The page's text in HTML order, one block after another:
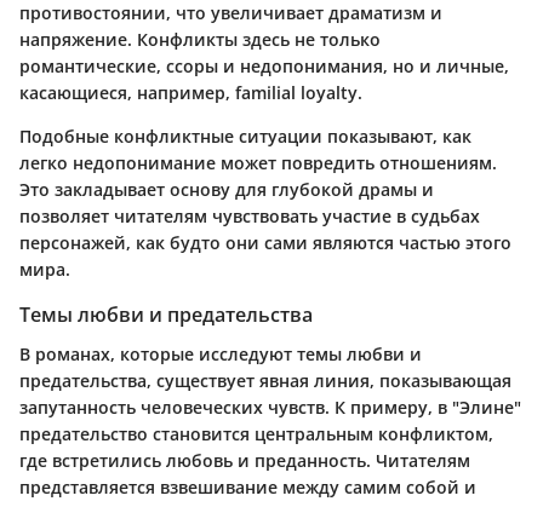
противостоянии, что увеличивает драматизм и
напряжение. Конфликты здесь не только
романтические, ссоры и недопонимания, но и личные,
касающиеся, например, familial loyalty.
Подобные конфликтные ситуации показывают, как
легко недопонимание может повредить отношениям.
Это закладывает основу для глубокой драмы и
позволяет читателям чувствовать участие в судьбах
персонажей, как будто они сами являются частью этого
мира.
Темы любви и предательства
В романах, которые исследуют темы любви и
предательства, существует явная линия, показывающая
запутанность человеческих чувств. К примеру, в "Элине"
предательство становится центральным конфликтом,
где встретились любовь и преданность. Читателям
представляется взвешивание между самим собой и